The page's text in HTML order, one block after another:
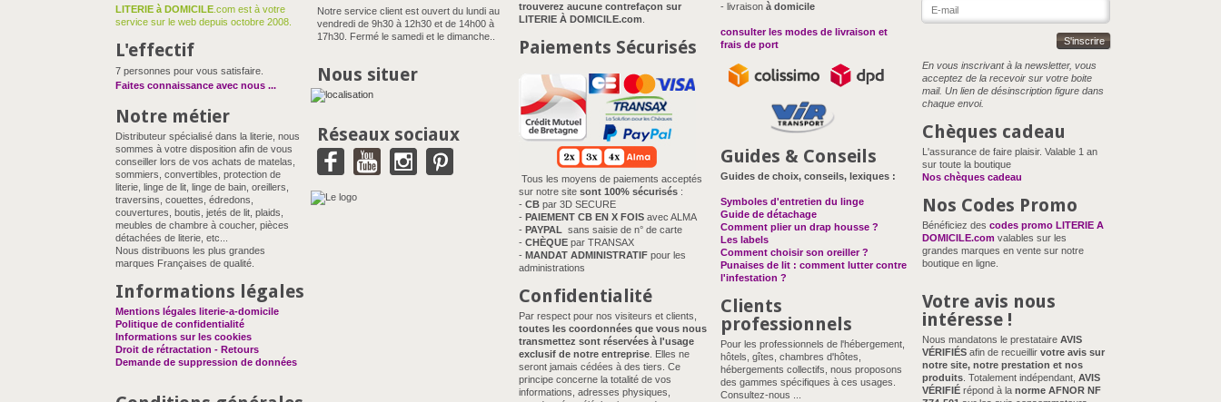
LITERIE à DOMICILE .com est à votre
service sur le web depuis octobre 2008.
L'effectif
7 personnes pour vous satisfaire.
Faites connaissance avec nous ...
Notre métier
Distributeur spécialisé dans la literie, nous
sommes à votre disposition afin de vous
conseiller lors de vos achats de matelas,
sommiers, convertibles, protection de
literie, linge de lit, linge de bain, oreillers,
traversins, couettes, édredons,
couvertures, boutis, jetés de lit, plaids,
meubles de chambre à coucher, pièces
détachées de literie, etc...
Nous distribuons les plus grandes
marques Françaises de qualité.
Informations légales
Mentions légales literie-a-domicile
Politique de confidentialité
Informations sur les cookies
Droit de rétractation - Retours
Demande de suppression de données
Notre service client est ouvert du lundi au
vendredi de 9h30 à 12h30 et de 14h00 à
17h30. Fermé le samedi et le dimanche..
Nous situer
Réseaux sociaux
trouverez aucune contrefaçon sur
LITERIE À DOMICILE.com
Paiements Sécurisés
Tous les moyens de paiements acceptés
sur notre site sont 100% sécurisés :
- CB par 3D SECURE
- PAIEMENT CB EN X FOIS avec ALMA
- PAYPAL sans saisie de n° de carte
- CHÈQUE par TRANSAX
- MANDAT ADMINISTRATIF pour les
administrations
Confidentialité
Par respect pour nos visiteurs et clients,
toutes les coordonnées que vous nous
transmettez sont réservées à l'usage
exclusif de notre entreprise . Elles ne
seront jamais cédées à des tiers. Ce
principe concerne la totalité de vos
informations, adresses physiques,
- livraison à domicile
consulter les modes de livraison et
frais de port
Guides & Conseils
Guides de choix, conseils, lexiques :
Symboles d'entretien du linge
Guide de détachage
Comment plier un drap housse ?
Les labels
Comment choisir son oreiller ?
Punaises de lit : comment lutter contre
l'infestation ?
Clients
professionnels
Pour les professionnels de l'hébergement,
hôtels, gîtes, chambres d'hôtes,
hébergements collectifs, nous proposons
des gammes spécifiques à ces usages.
Consultez-nous ...
S'inscrire
En vous inscrivant à la newsletter, vous
acceptez de la recevoir sur votre boite
mail. Un lien de désinscription figure dans
chaque envoi.
Chèques cadeau
L'assurance de faire plaisir. Valable 1 an
sur toute la boutique
Nos chèques cadeau
Nos Codes Promo
Bénéficiez des codes promo LITERIE A
DOMICILE.com valables sur les
grandes marques en vente sur notre
boutique en ligne.
Votre avis nous
intéresse !
Nous mandatons le prestataire AVIS
VÉRIFIÉS afin de recueillir votre avis sur
notre site, notre prestation et nos
produits . Totalement indépendant, AVIS
VÉRIFIÉ répond à la norme AFNOR NF